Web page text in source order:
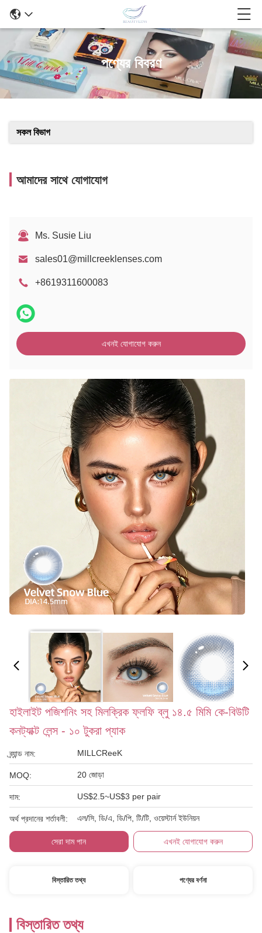
পণ্যের বিবরণ
সকল বিভাগ
আমাদের সাথে যোগাযোগ
Ms. Susie Liu
sales01@millcreeklenses.com
+8619311600083
এখনই যোগাযোগ করুন
হাইলাইট পজিশনিং সহ মিলক্রিক ফ্লফি ব্লু ১৪.৫ মিমি কে-বিউটি
কনট্যাক্ট লেন্স - ১০ টুকরা প্যাক
ব্র্যান্ড নাম: MILLCReeK
MOQ: 20 জোড়া
দাম: US$2.5~US$3 per pair
অর্থ প্রদানের শর্তাবলী: এল/সি, ডি/এ, ডি/পি, টি/টি, ওয়েস্টার্ন ইউনিয়ন
সেরা দাম পান এখনই যোগাযোগ করুন
বিস্তারিত তথ্য পণ্যের বর্ণনা
বিস্তারিত তথ্য